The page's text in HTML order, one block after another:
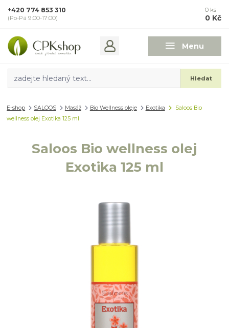
Menu
Hledat
+420 774 853 310
(Po-Pá 9:00-17:00)
0 ks
0 Kč
E-shop SALOOS Masáž Bio Wellness oleje Exotika
Saloos Bio
wellness olej Exotika 125 ml
Saloos Bio wellness olej
Exotika 125 ml